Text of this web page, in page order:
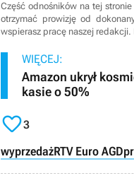
Część odnośników na tej
otrzymać prowizję od
wspierasz pracę naszej redakcji.
WIĘCEJ:
Amazon ukrył
kasie o 50%
3
wyprzedażRTV Euro AGD